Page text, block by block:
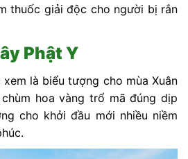
thuốc giải độc cho người bị rắn
Phật Y
là biểu tượng cho mùa Xuân
hoa vàng trổ mã đúng dịp
cho khởi đầu mới nhiều niềm